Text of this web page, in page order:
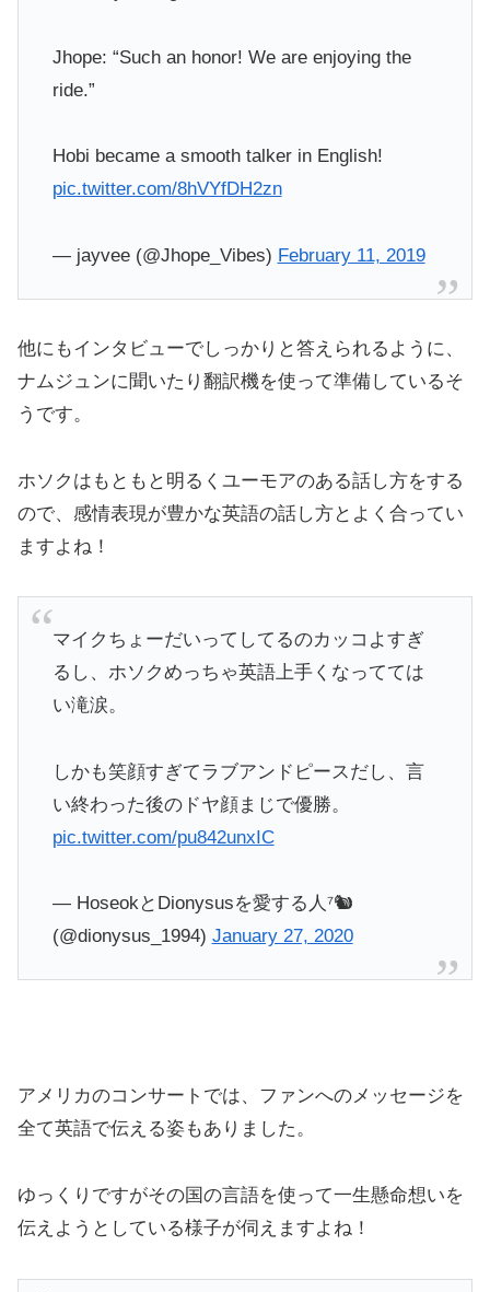
Jhope: “Such an honor! We are enjoying the
ride.”
Hobi became a smooth talker in English!
pic.twitter.com/8hVYfDH2zn
— jayvee (@Jhope_Vibes) February 11, 2019
他にもインタビューでしっかりと答えられるように、
ナムジュンに聞いたり翻訳機を使って準備しているそ
うです。
ホソクはもともと明るくユーモアのある話し方をする
ので、感情表現が豊かな英語の話し方とよく合ってい
ますよね！
マイクちょーだいってしてるのカッコよすぎ
るし、ホソクめっちゃ英語上手くなってては
い滝涙。
しかも笑顔すぎてラブアンドピースだし、言
い終わった後のドヤ顔まじで優勝。
pic.twitter.com/pu842unxIC
— HoseokとDionysusを愛する人⁷🐿️
(@dionysus_1994) January 27, 2020
アメリカのコンサートでは、ファンへのメッセージを
全て英語で伝える姿もありました。
ゆっくりですがその国の言語を使って一生懸命想いを
伝えようとしている様子が伺えますよね！